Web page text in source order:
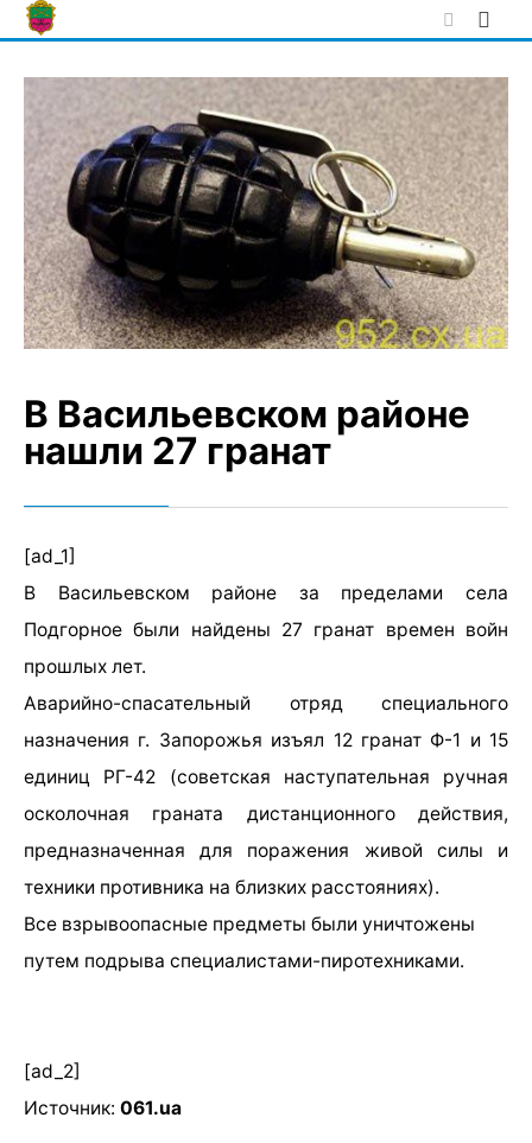
Skip
to
В Васильевском районе
нашли 27 гранат
[ad_1]
В Васильевском районе за пределами села
Подгорное были найдены 27 гранат времен войн
прошлых лет.
Аварийно-спасательный отряд специального
назначения г. Запорожья изъял 12 гранат Ф-1 и 15
единиц РГ-42 (советская наступательная ручная
осколочная граната дистанционного действия,
предназначенная для поражения живой силы и
техники противника на близких расстояниях).
Все взрывоопасные предметы были уничтожены
путем подрыва специалистами-пиротехниками.
[ad_2]
Источник: 061.ua